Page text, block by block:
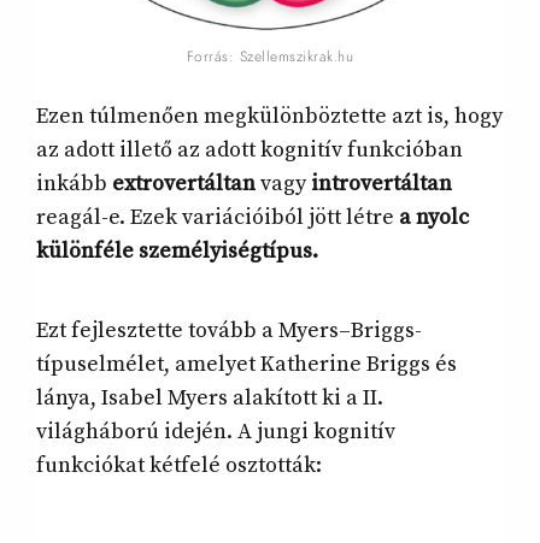
Forrás: Szellemszikrak.hu
Ezen túlmenően megkülönböztette azt is, hogy
az adott illető az adott kognitív funkcióban
inkább extrovertáltanvagyintrovertáltan
reagál-e. Ezek variációiból jött létre a nyolc
különféle személyiségtípus.
Ezt fejlesztette tovább a Myers–Briggs-
típuselmélet, amelyet Katherine Briggs és
lánya, Isabel Myers alakított ki a II.
világháború idején. A jungi kognitív
funkciókat kétfelé osztották: